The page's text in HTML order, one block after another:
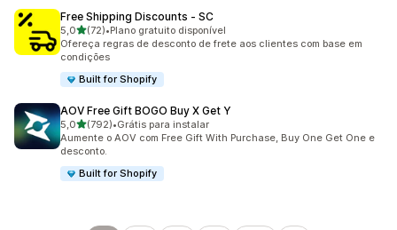
Free Shipping Discounts ‑ SC
5,0de 5 estrelas
(72)
72 avaliações ao todo
•Plano gratuito disponível
Ofereça regras de desconto de frete aos clientes com base em
condições
Built for Shopify
AOV Free Gift BOGO Buy X Get Y
5,0de 5 estrelas
(792)
792 avaliações ao todo
•Grátis para instalar
Aumente o AOV com Free Gift With Purchase, Buy One Get One e
desconto.
Built for Shopify